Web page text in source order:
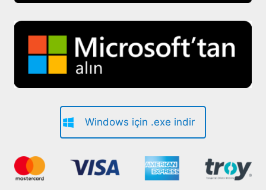
Windows için .exe indir